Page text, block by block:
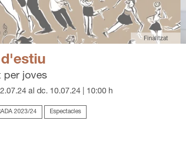
Finalitzat
per joves
al dc. 10.07.24 10:00 h
2023/24 Espectacles